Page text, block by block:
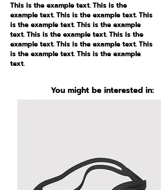
This is the example text. This is the
example text. This is the example text. This
is the example text. This is the example
text. This is the example text. This is the
example text. This is the example text. This
is the example text. This is the example
text.
You might be interested in: